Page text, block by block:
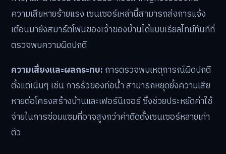
ความเสียหายร้ายแรง เซนเซอร์เหล่านี้สามารถส่งการแจ้ง
เตือนมายังสมาร์ตโฟนของเจ้าของบ้านได้แบบเรียลไทม์ทันทีที่
ตรวจพบความผิดปกติ
ความเสี่ยงและผลกระทบ: การตรวจพบเหตุการณ์ผิดปกติ
ตั้งแต่เนิ่นๆ เช่น การรั่วของท่อน้ำ สามารถหยุดยั้งความเสีย
หายต่อโครงสร้างบ้านและเฟอร์นิเจอร์ ซึ่งช่วยประหยัดค่าใช้
จ่ายในการซ่อมแซมที่อาจสูงกว่าค่าติดตั้งเซนเซอร์หลายเท่า
ตัว